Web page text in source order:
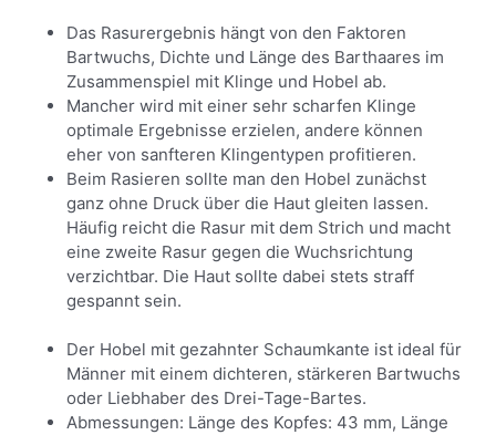
Das Rasurergebnis hängt von den Faktoren
Bartwuchs, Dichte und Länge des Barthaares im
Zusammenspiel mit Klinge und Hobel ab.
Mancher wird mit einer sehr scharfen Klinge
optimale Ergebnisse erzielen, andere können
eher von sanfteren Klingentypen profitieren.
Beim Rasieren sollte man den Hobel zunächst
ganz ohne Druck über die Haut gleiten lassen.
Häufig reicht die Rasur mit dem Strich und macht
eine zweite Rasur gegen die Wuchsrichtung
verzichtbar. Die Haut sollte dabei stets straff
gespannt sein.
Der Hobel mit gezahnter Schaumkante ist ideal für
Männer mit einem dichteren, stärkeren Bartwuchs
oder Liebhaber des Drei-Tage-Bartes.
Abmessungen: Länge des Kopfes: 43 mm, Länge